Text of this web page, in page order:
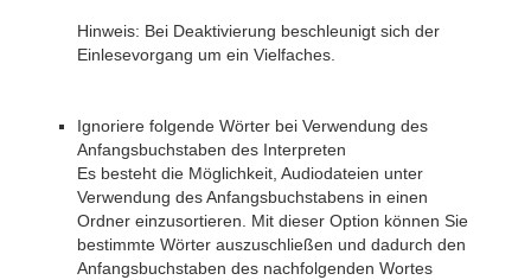
Hinweis: Bei Deaktivierung beschleunigt sich der
Einlesevorgang um ein Vielfaches.
Ignoriere folgende Wörter bei Verwendung des
Anfangsbuchstaben des Interpreten
Es besteht die Möglichkeit, Audiodateien unter
Verwendung des Anfangsbuchstabens in einen
Ordner einzusortieren. Mit dieser Option können Sie
bestimmte Wörter auszuschließen und dadurch den
Anfangsbuchstaben des nachfolgenden Wortes